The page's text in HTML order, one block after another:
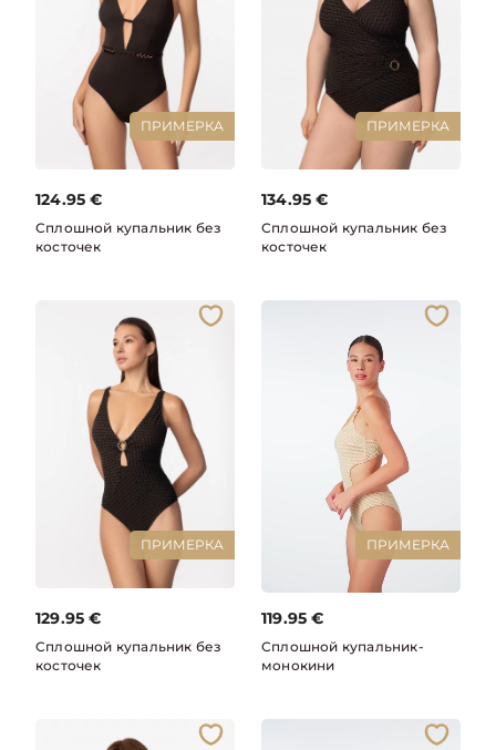
ПРИМЕРКА
124.95 €
Сплошной купальник без
косточек
ПРИМЕРКА
134.95 €
Сплошной купальник без
косточек
ПРИМЕРКА
129.95 €
Сплошной купальник без
косточек
ПРИМЕРКА
119.95 €
Сплошной купальник-
монокини